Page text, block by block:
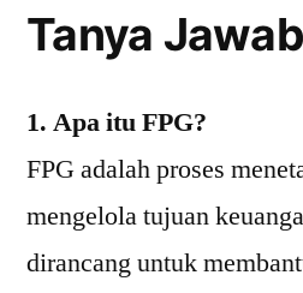
Tanya
1. Apa itu FPG?
FPG adalah proses
mengelola tujuan
dirancang untuk